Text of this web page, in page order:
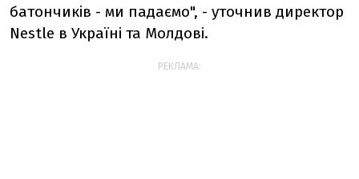
батончиків - ми падаємо", - уточнив директор
Nestle в Україні та Молдові.
РЕКЛАМА: